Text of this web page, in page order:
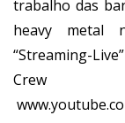
trabalho das
heavy metal
“Streaming-
Crew